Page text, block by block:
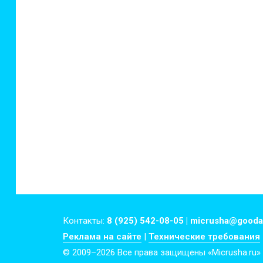
Контакты: 8 (925) 542-08-05 |
Реклама на сайте | Технические требования
© 2009–2026 Все права защищены «Micrusha.ru»